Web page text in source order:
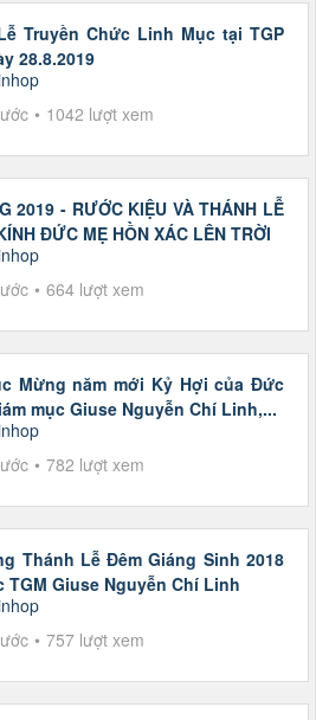
Truyền Chức Linh Mục tại TGP
28.8.2019
1042 lượt xem
2019 - RƯỚC KIỆU VÀ THÁNH LỄ
ĐỨC MẸ HỒN XÁC LÊN TRỜI
664 lượt xem
Mừng năm mới Kỷ Hợi của Đức
mục Giuse Nguyễn Chí Linh,...
782 lượt xem
Thánh Lễ Đêm Giáng Sinh 2018
TGM Giuse Nguyễn Chí Linh
757 lượt xem